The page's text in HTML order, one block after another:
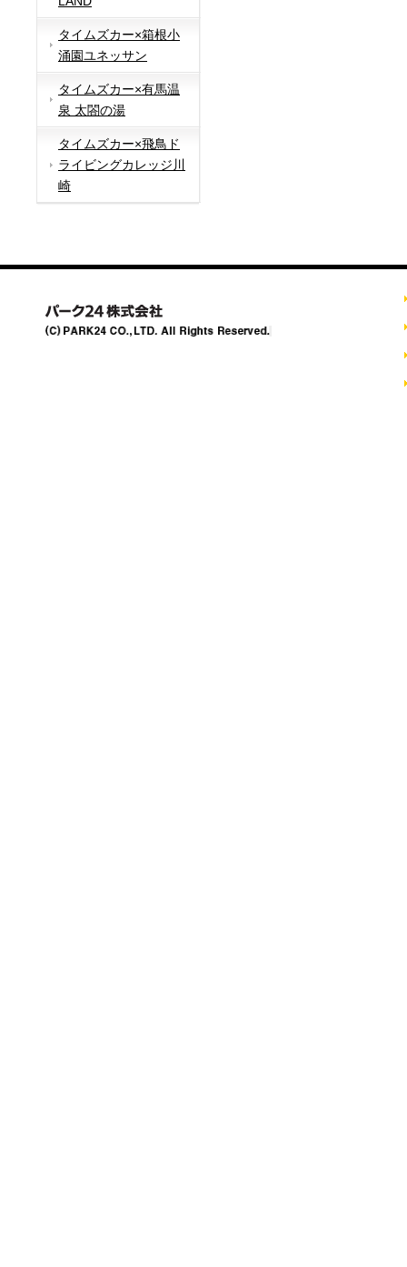
タイムズカー×箱根小
涌園ユネッサン
タイムズカー×有馬温
泉 太閤の湯
タイムズカー×飛鳥ド
ライビングカレッジ川
崎